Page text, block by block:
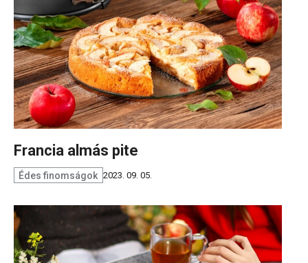
Francia almás pite
Édes finomságok 2023. 09. 05.